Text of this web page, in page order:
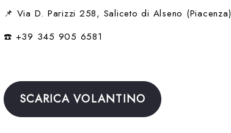
📌 Via D. Parizzi 258, Saliceto di Alseno (Piacenza)
☎️ +39 345 905 6581
SCARICA VOLANTINO